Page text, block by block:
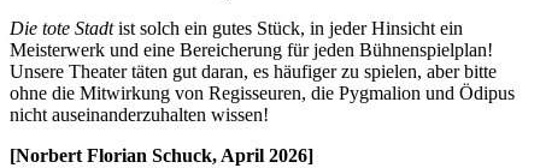
Die tote Stadtist solch ein gutes Stück, in jeder Hinsicht ein
Meisterwerk und eine Bereicherung für jeden Bühnenspielplan!
Unsere Theater täten gut daran, es häufiger zu spielen, aber bitte
ohne die Mitwirkung von Regisseuren, die Pygmalion und Ödipus
nicht auseinanderzuhalten wissen!
[Norbert Florian Schuck, April 2026]